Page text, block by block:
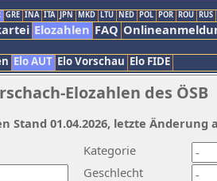
GRE INA ITA JPN MKD LTU NED POL POR ROU RUS
Elozahlen FAQ
Elo AUT Elo Vorschau Elo FIDE
Elozahlen des ÖSB
Kategorie
Geschlecht
Stand 01.04.2026, letzte Änderung